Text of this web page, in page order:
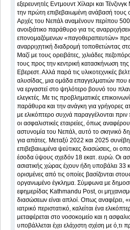
εξερευνητές Εντμουντ Χίλαρι και
την πρώτη επιβεβαιωμένη ανάβασή τους
Αρχές του Νεπάλ αναμένουν περίπου 500
ανοιξιάτικο παράθυρο για τις
επονομαζόμενων «παγοθεραπευτών»
αναρριχητική διαδρομή τοποθετώντας
Μαζί με τους ορειβάτες, χιλιάδες
τους προς την κεντρική κατασκήνωση
Εβερεστ. Αλλά παρά τις υλικοτεχνικές
αλυσίδας, μια ομάδα επαγγελματιών που
να εργαστεί στο ψηλότερο βουνό του
ελεγκτές. Με τις προβληματικές
παράθυρα και την ανάγκη για γρήγορες
με ελικόπτερο συχνά παραγγέλονται
οι ασφαλιστικές εταιρείες, όπως
αστυνομία του Νεπάλ, αυτό το σκηνικό
για απάτες. Μεταξύ 2022 και 2025
επιβεβαιωμένα ψεύτικες διασώσεις, οι
έσοδα ύψους σχεδόν 18 εκατ. ευρώ. Οι
ασιατικής χώρας έχουν ήδη υποβάλει 33
ορισμένες από τις οποίες βασίζονται
οργανωμένο έγκλημα. Σύμφωνα με
εφημερίδας Kathmandu Post, οι
διασώσεων είναι απλοί. Οπως αναφέρει,
ιατρικό περιστατικό, καλείται ένα
μεταφέρεται στο νοσοκομείο και η
υποβάλλεται έχει ελάχιστη σχέση με ό,τι